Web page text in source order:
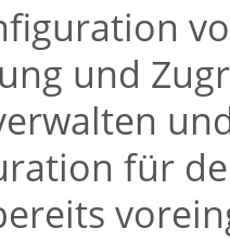
und
für